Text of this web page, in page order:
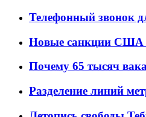
Телефонный звонок
Новые санкции США
Почему 65 тысяч
Разделение линий